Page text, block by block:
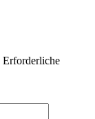
Erforderliche